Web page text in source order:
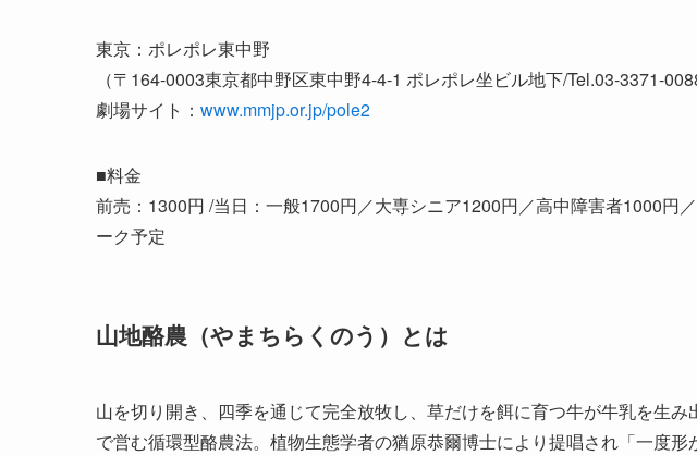
東京：ポレポレ東中野
（〒164-0003東京都中野区東中野4-4-1 ポレポレ坐ビル地下/Tel.03-3371-
劇場サイト： www.mmjp.or.jp/pole2
■料金
前売：1300円 /当日：一般1700円／大専シニア1200円／高中障害者1000円
ーク予定
山地酪農（やまちらくのう）とは
山を切り開き、四季を通じて完全放牧し、草だけを餌に育つ牛が牛乳を生
で営む循環型酪農法。植物生態学者の猶原恭爾博士により提唱され「一度